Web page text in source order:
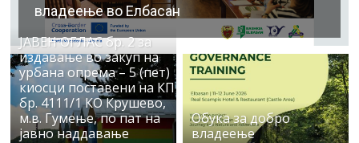
владеење во Елбасан
ЈАВЕН ОГЛАС бр. 2 за
издавање во закуп на
урбана опрема – 5 (пет)
киосци поставени на КП
бр. 4111/1 КО Крушево,
м.в. Гумење, по пат на
јавно наддавање
Обука за добро
владеење